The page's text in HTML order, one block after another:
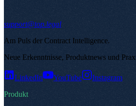
support@top.legal
Am Puls der Contract Intelligence.
Neue Erkenntnisse, Produktnews und
LinkedIn YouTube
Instagram
Produkt